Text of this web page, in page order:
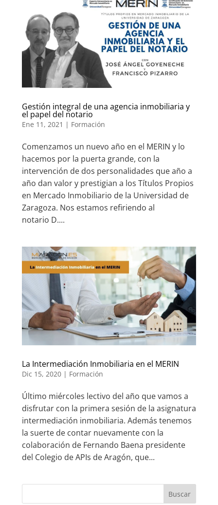
Gestión integral de una agencia inmobiliaria y
el papel del notario
Ene 11, 2021 | Formación
Comenzamos un nuevo año en el MERIN y lo
hacemos por la puerta grande, con la
intervención de dos personalidades que año a
año dan valor y prestigian a los Títulos Propios
en Mercado Inmobiliario de la Universidad de
Zaragoza. Nos estamos refiriendo al
notario D....
La Intermediación Inmobiliaria en el MERIN
Dic 15, 2020| Formación
Último miércoles lectivo del año que vamos a
disfrutar con la primera sesión de la asignatura
intermediación inmobiliaria. Además tenemos
la suerte de contar nuevamente con la
colaboración de Fernando Baena presidente
del Colegio de APIs de Aragón, que...